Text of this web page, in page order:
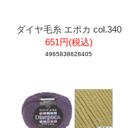
ダイヤ毛糸 エポカ col.340
651円(税込)
4965838628405